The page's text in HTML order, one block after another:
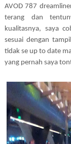
AVOD 787
terang dan
kualitasnya, saya
sesuai dengan
tidak se up to date
yang pernah saya